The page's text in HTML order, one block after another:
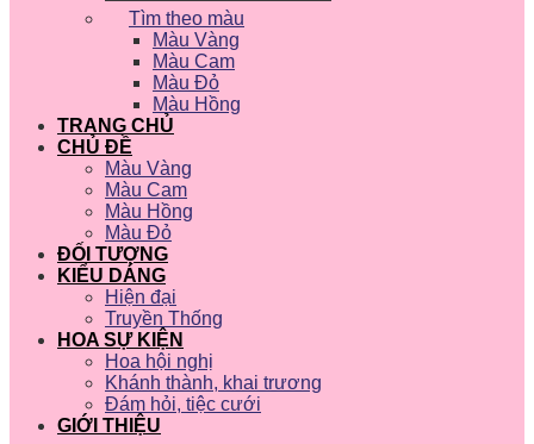
Tìm theo màu
Màu Vàng
Màu Cam
Màu Đỏ
Màu Hồng
TRANG CHỦ
CHỦ ĐỀ
Màu Vàng
Màu Cam
Màu Hồng
Màu Đỏ
ĐỐI TƯỢNG
KIỂU DÁNG
Hiện đại
Truyền Thống
HOA SỰ KIỆN
Hoa hội nghị
Khánh thành, khai trương
Đám hỏi, tiệc cưới
GIỚI THIỆU